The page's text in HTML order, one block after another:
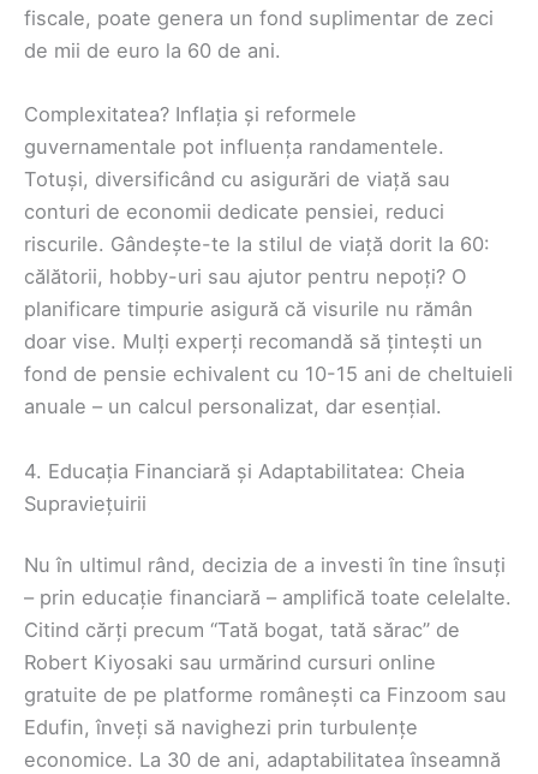
fiscale, poate genera un fond suplimentar de zeci
de mii de euro la 60 de ani.
Complexitatea? Inflația și reformele
guvernamentale pot influența randamentele.
Totuși, diversificând cu asigurări de viață sau
conturi de economii dedicate pensiei, reduci
riscurile. Gândește-te la stilul de viață dorit la 60:
călătorii, hobby-uri sau ajutor pentru nepoți? O
planificare timpurie asigură că visurile nu rămân
doar vise. Mulți experți recomandă să țintești un
fond de pensie echivalent cu 10-15 ani de cheltuieli
anuale – un calcul personalizat, dar esențial.
4. Educația Financiară și Adaptabilitatea: Cheia
Supraviețuirii
Nu în ultimul rând, decizia de a investi în tine însuți
– prin educație financiară – amplifică toate celelalte.
Citind cărți precum “Tată bogat, tată sărac” de
Robert Kiyosaki sau urmărind cursuri online
gratuite de pe platforme românești ca Finzoom sau
Edufin, înveți să navighezi prin turbulențe
economice. La 30 de ani, adaptabilitatea înseamnă